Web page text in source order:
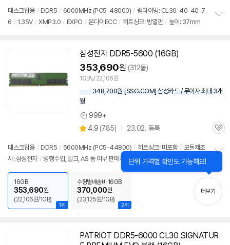
견
리
뷰
데스크탑용 / DDR5 / 6000MHz (PC5-48000) / 램타이밍: CL30-40-40-7
6 / 1.35V / XMP3.0 / EXPO / 온다이ECC / 히트싱크: 방열판 / 높이: 37mm
삼성전자 DDR5-5600 (16GB)
353,690원 (312몰)
1GB당 22,106원
348,700원 [SSG.COM] 삼성카드 / 무이자 최대 3개
월
상
품
견
999+
별
점
4.9 (상
리
뷰
785) 23.02. 등록
관
데스크탑용 / DDR5 / 5600MHz (PC5-44800) / 히트싱크: 미포함 / 모듈제조
사: 삼성전자 / 병행수입, 벌크, AS 등 여부 판매처 확인요망
보
치
기
1위
16GB
353,690원
(22,106원/1GB)
2위
수량별배송비 16GB
370,000원
(23,125원/1GB)
더보기
PATRIOT DDR5-6000 CL30 SIGNATUR